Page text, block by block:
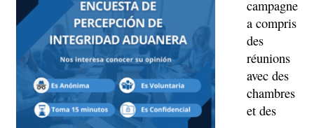
campagne
a compris
des
réunions
avec des
chambres
et des